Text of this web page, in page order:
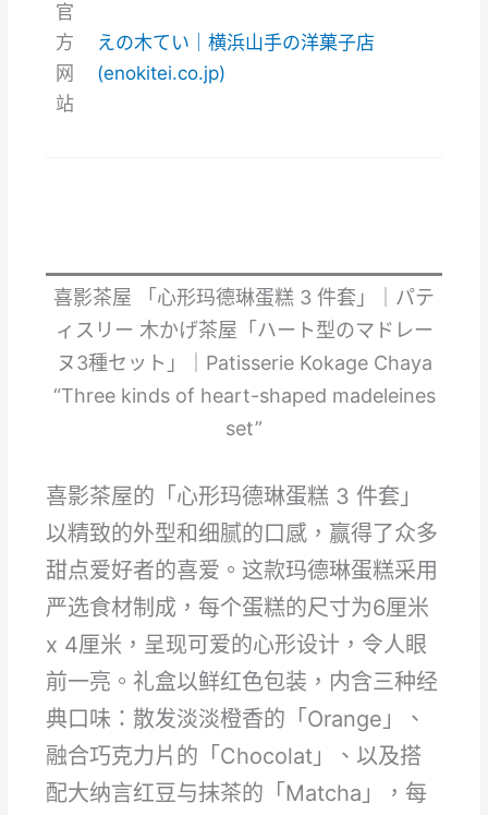
官
方
网
站
えの木てい｜横浜山手の洋菓子店
(enokitei.co.jp)
喜影茶屋 「心形玛德琳蛋糕 3 件套」｜パテ
ィスリー 木かげ茶屋「ハート型のマドレー
ヌ3種セット」｜Patisserie Kokage Chaya
“Three kinds of heart-shaped madeleines
set”
喜影茶屋的「心形玛德琳蛋糕 3 件套」
以精致的外型和细腻的口感，赢得了众多
甜点爱好者的喜爱。这款玛德琳蛋糕采用
严选食材制成，每个蛋糕的尺寸为6厘米
x 4厘米，呈现可爱的心形设计，令人眼
前一亮。礼盒以鲜红色包装，内含三种经
典口味：散发淡淡橙香的「Orange」、
融合巧克力片的「Chocolat」、以及搭
配大纳言红豆与抹茶的「Matcha」，每